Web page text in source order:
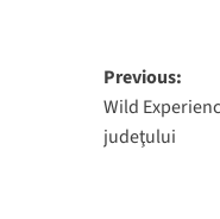
Post
Previous:
Wild
judeţului